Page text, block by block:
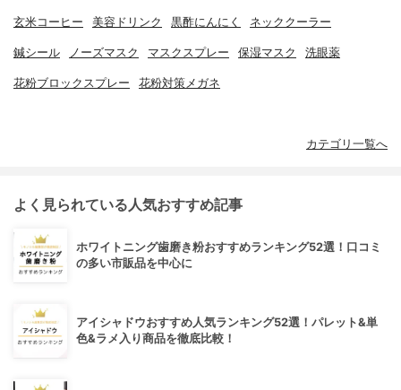
玄米コーヒー 美容ドリンク 黒酢にんにく ネッククーラー
鍼シール ノーズマスク マスクスプレー 保湿マスク 洗眼薬
花粉ブロックスプレー 花粉対策メガネ
カテゴリ一覧へ
よく見られている人気おすすめ記事
ホワイトニング歯磨き粉おすすめランキング52選！口コミ
の多い市販品を中心に
アイシャドウおすすめ人気ランキング52選！パレット&単
色&ラメ入り商品を徹底比較！